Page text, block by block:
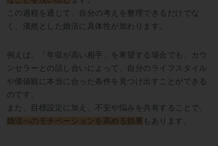
この過程を通じて、自分の考えを整理できるだけでな
く、漠然とした婚活に具体性が加わります。
例えば、「年収が高い相手」を希望する場合でも、カウ
ンセラーとの話し合いによって、自分のライフスタイル
や価値観に本当に合った条件を見つけ出すことができる
のです。
また、目標設定に加え、不安や悩みを共有することで、
婚活へのモチベーションを高める効果 もあります。